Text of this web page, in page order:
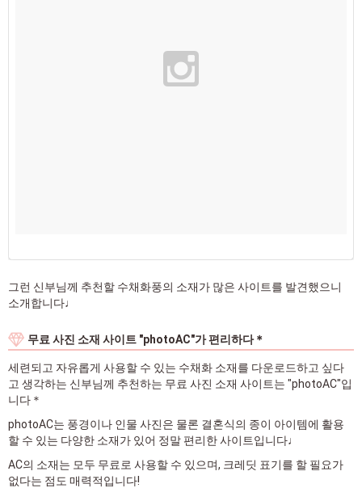
그런 신부님께 추천할 수채화풍의 소재가 많은 사이트를 발견했으니
소개합니다♩
무료 사진 소재 사이트 "photoAC"가 편리하다＊
세련되고 자유롭게 사용할 수 있는 수채화 소재를 다운로드하고 싶다
고 생각하는 신부님께 추천하는 무료 사진 소재 사이트는 "photoAC"입
니다＊
photoAC는 풍경이나 인물 사진은 물론 결혼식의 종이 아이템에 활용
할 수 있는 다양한 소재가 있어 정말 편리한 사이트입니다♩
AC의 소재는 모두 무료로 사용할 수 있으며, 크레딧 표기를 할 필요가
없다는 점도 매력적입니다!